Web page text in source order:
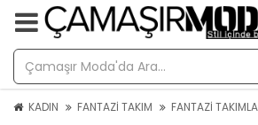
KADIN FANTAZİ TAKIM FANTAZİ